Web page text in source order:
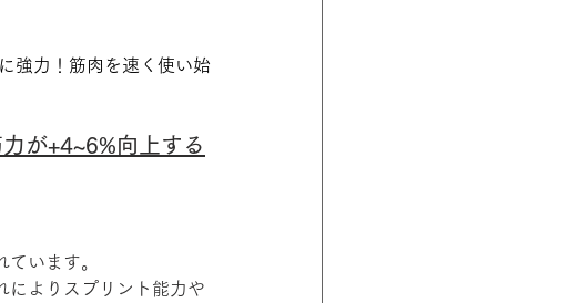
強力！筋肉を速く使い始
が+4~6%向上する
います。
によりスプリント能力や